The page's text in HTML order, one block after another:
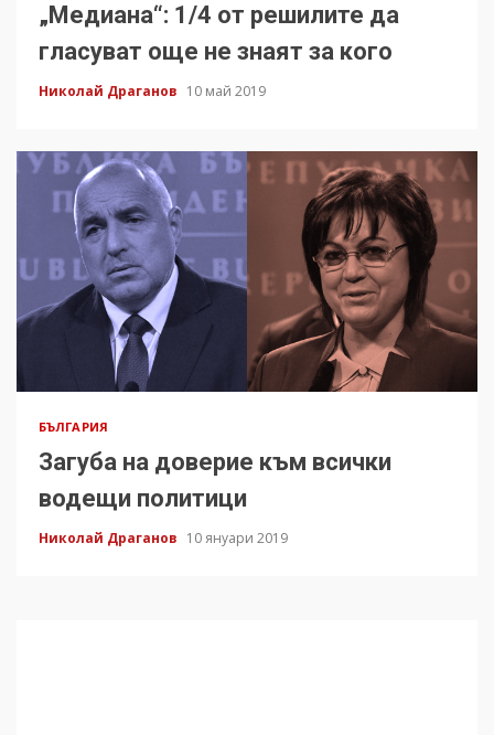
„Медиана“: 1/4 от решилите да
гласуват още не знаят за кого
Николай Драганов 10 май 2019
БЪЛГАРИЯ
Загуба на доверие към всички
водещи политици
Николай Драганов 10 януари 2019